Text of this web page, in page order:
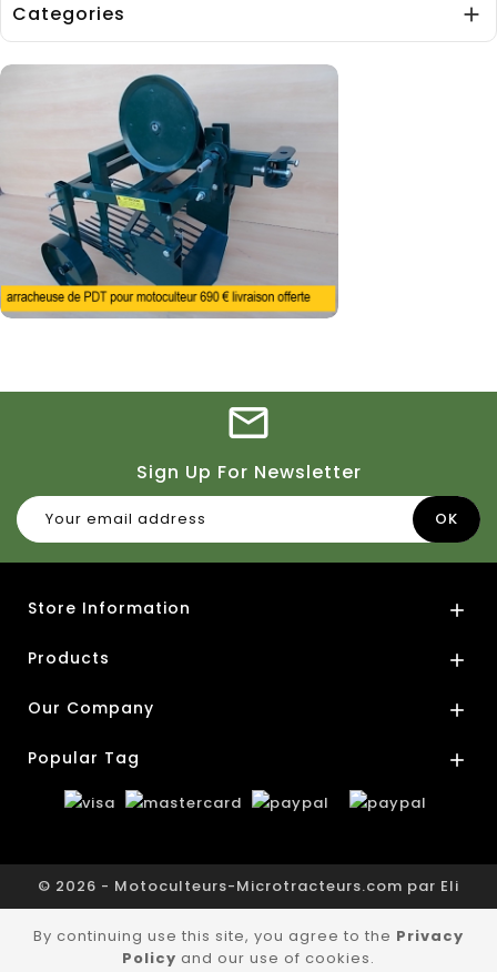
Categories 
Sign Up For Newsletter
Store Information 
Products 
Our Company 
Popular Tag 
© 2026 - Motoculteurs-Microtracteurs.com par Eli
By continuing use this site, you agree to the Privacy
Policy and our use of cookies.